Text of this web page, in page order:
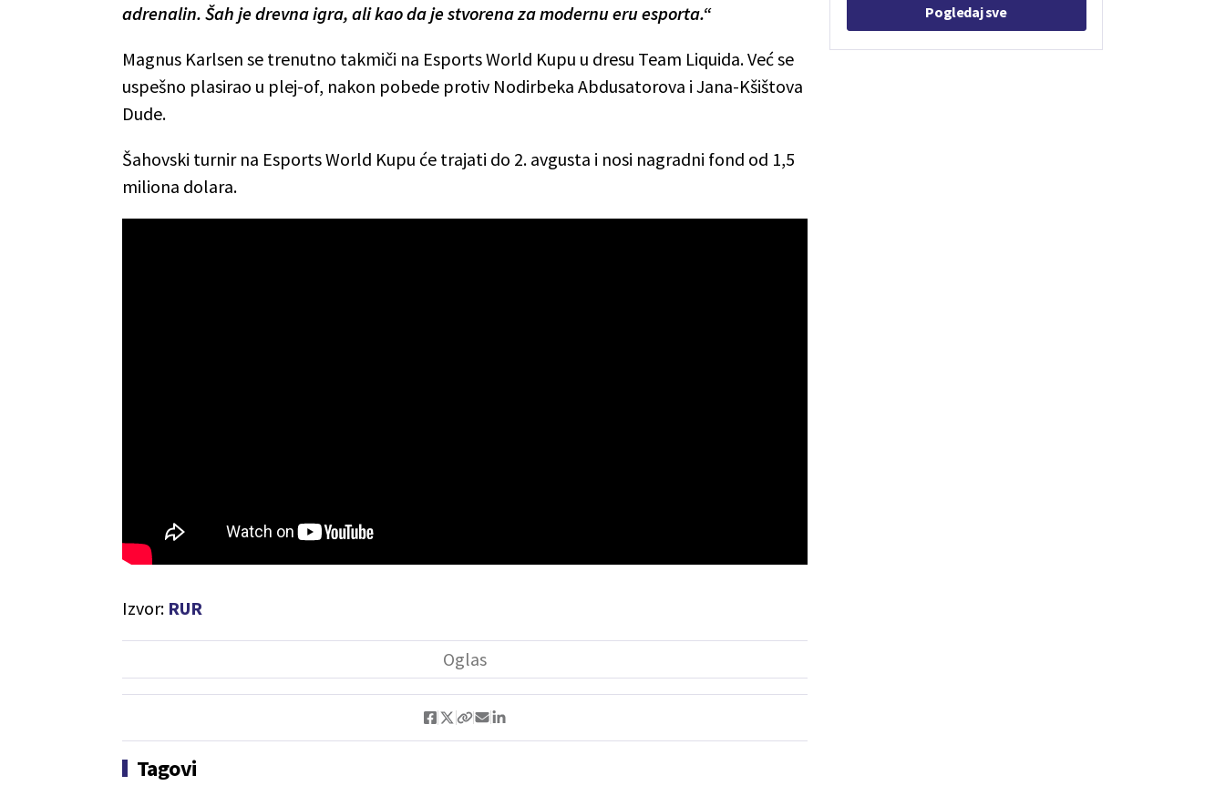
adrenalin. Šah je drevna igra, ali kao da je stvorena za modernu eru esporta.“
Magnus Karlsen se trenutno takmiči na Esports World Kupu u dresu Team Liquida. Već se
uspešno plasirao u plej-of, nakon pobede protiv Nodirbeka Abdusatorova i Jana-Kšištova
Dude.
Šahovski turnir na Esports World Kupu će trajati do 2. avgusta i nosi nagradni fond od 1,5
miliona dolara.
Izvor: RUR
Tagovi
Pogledaj sve